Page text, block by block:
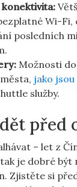
konektivita:
Wi-Fi,
⁤posledních
Možnosti⁤
jako
služby.
před
⁢– let z
je dobré být
Zjistěte si⁤